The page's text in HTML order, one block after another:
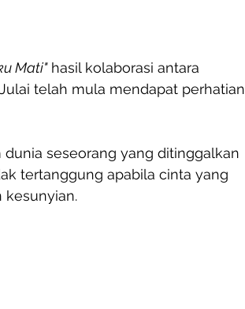
Mati" hasil kolaborasi antara
telah mula mendapat perhatian
seseorang yang ditinggalkan
tertanggung apabila cinta yang
kesunyian.